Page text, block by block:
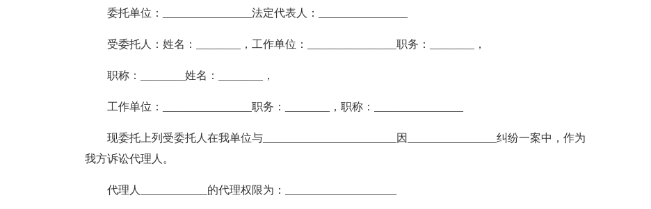
委托单位：________________法定代表人：________________
受委托人：姓名：________，工作单位：________________职务：________，
职称：________姓名：________，
工作单位：________________职务：________，职称：________________
现委托上列受委托人在我单位与________________________因________________纠纷一案中，作为
我方诉讼代理人。
代理人____________的代理权限为：____________________